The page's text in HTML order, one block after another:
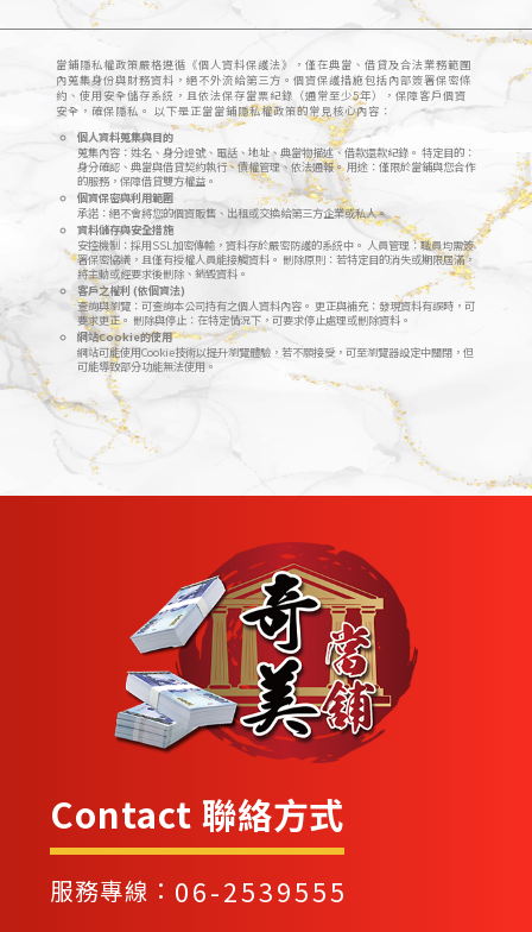
當鋪隱私權政策嚴格遵循《個人資料保護法》，僅在典當、借貸及合法業務範圍
內蒐集身份與財務資料，絕不外流給第三方。個資保護措施包括內部簽署保密條
約、使用安全儲存系統，且依法保存當票紀錄（通常至少5年），保障客戶個資
安全，確保隱私。 以下是正當當鋪隱私權政策的常見核心內容：
個人資料蒐集與目的
蒐集內容：姓名、身分證號、電話、地址、典當物描述、借款還款紀錄。 特定目的：
身分確認、典當與借貸契約執行、債權管理、依法通報。 用途：僅限於當鋪與您合作
的服務，保障借貸雙方權益。
個資保密與利用範圍
承諾：絕不會將您的個資販售、出租或交換給第三方企業或私人。
資料儲存與安全措施
安控機制：採用SSL加密傳輸，資料存於嚴密防護的系統中。 人員管理：職員均需簽
署保密協議，且僅有授權人員能接觸資料。 刪除原則：若特定目的消失或期限屆滿，
將主動或經要求後刪除、銷毀資料。
客戶之權利 (依個資法)
查詢與瀏覽：可查詢本公司持有之個人資料內容。 更正與補充：發現資料有誤時，可
要求更正。 刪除與停止：在特定情況下，可要求停止處理或刪除資料。
網站Cookie的使用
網站可能使用Cookie技術以提升瀏覽體驗，若不願接受，可至瀏覽器設定中關閉，但
可能導致部分功能無法使用。
Contact 聯絡方式
服務專線： 06-2539555